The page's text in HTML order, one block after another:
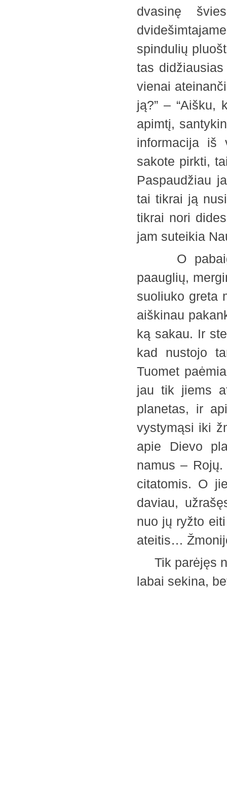
dvasinę
spindulių
tas
vienai
ją?” – “Aišku,
apimtį,
informacija iš
sakote pirkti,
Paspaudžiau
tai tikrai ją
tikrai nori
jam suteikia
O
paauglių,
suoliuko greta
aiškinau
ką sakau. Ir
kad nustojo
Tuomet
jau tik jiems
planetas, ir
vystymąsi iki
apie Dievo
namus –
citatomis. O
daviau,
nuo jų ryžto
ateitis…
Tik parėjęs
labai sekina,